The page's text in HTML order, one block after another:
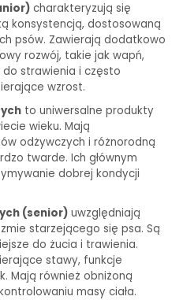
charakteryzują się
konsystencją, dostosowaną
psów. Zawierają dodatkowo
rozwój, takie jak wapń,
do strawienia i często
wzrost.
to uniwersalne produkty
wieku. Mają
odżywczych i różnorodną
twarde. Ich głównym
dobrej kondycji
(senior) uwzględniają
starzejącego się psa. Są
do żucia i trawienia.
stawy, funkcje
Mają również obniżoną
masy ciała.